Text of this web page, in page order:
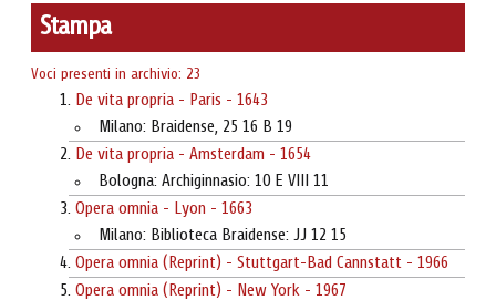
Stampa
Voci presenti in archivio: 23
De vita propria - Paris - 1643
Milano: Braidense, 25 16 B 19
De vita propria - Amsterdam - 1654
Bologna: Archiginnasio: 10 E VIII 11
Opera omnia - Lyon - 1663
Milano: Biblioteca Braidense: JJ 12 15
Opera omnia (Reprint) - Stuttgart-Bad Cannstatt - 1966
Opera omnia (Reprint) - New York - 1967